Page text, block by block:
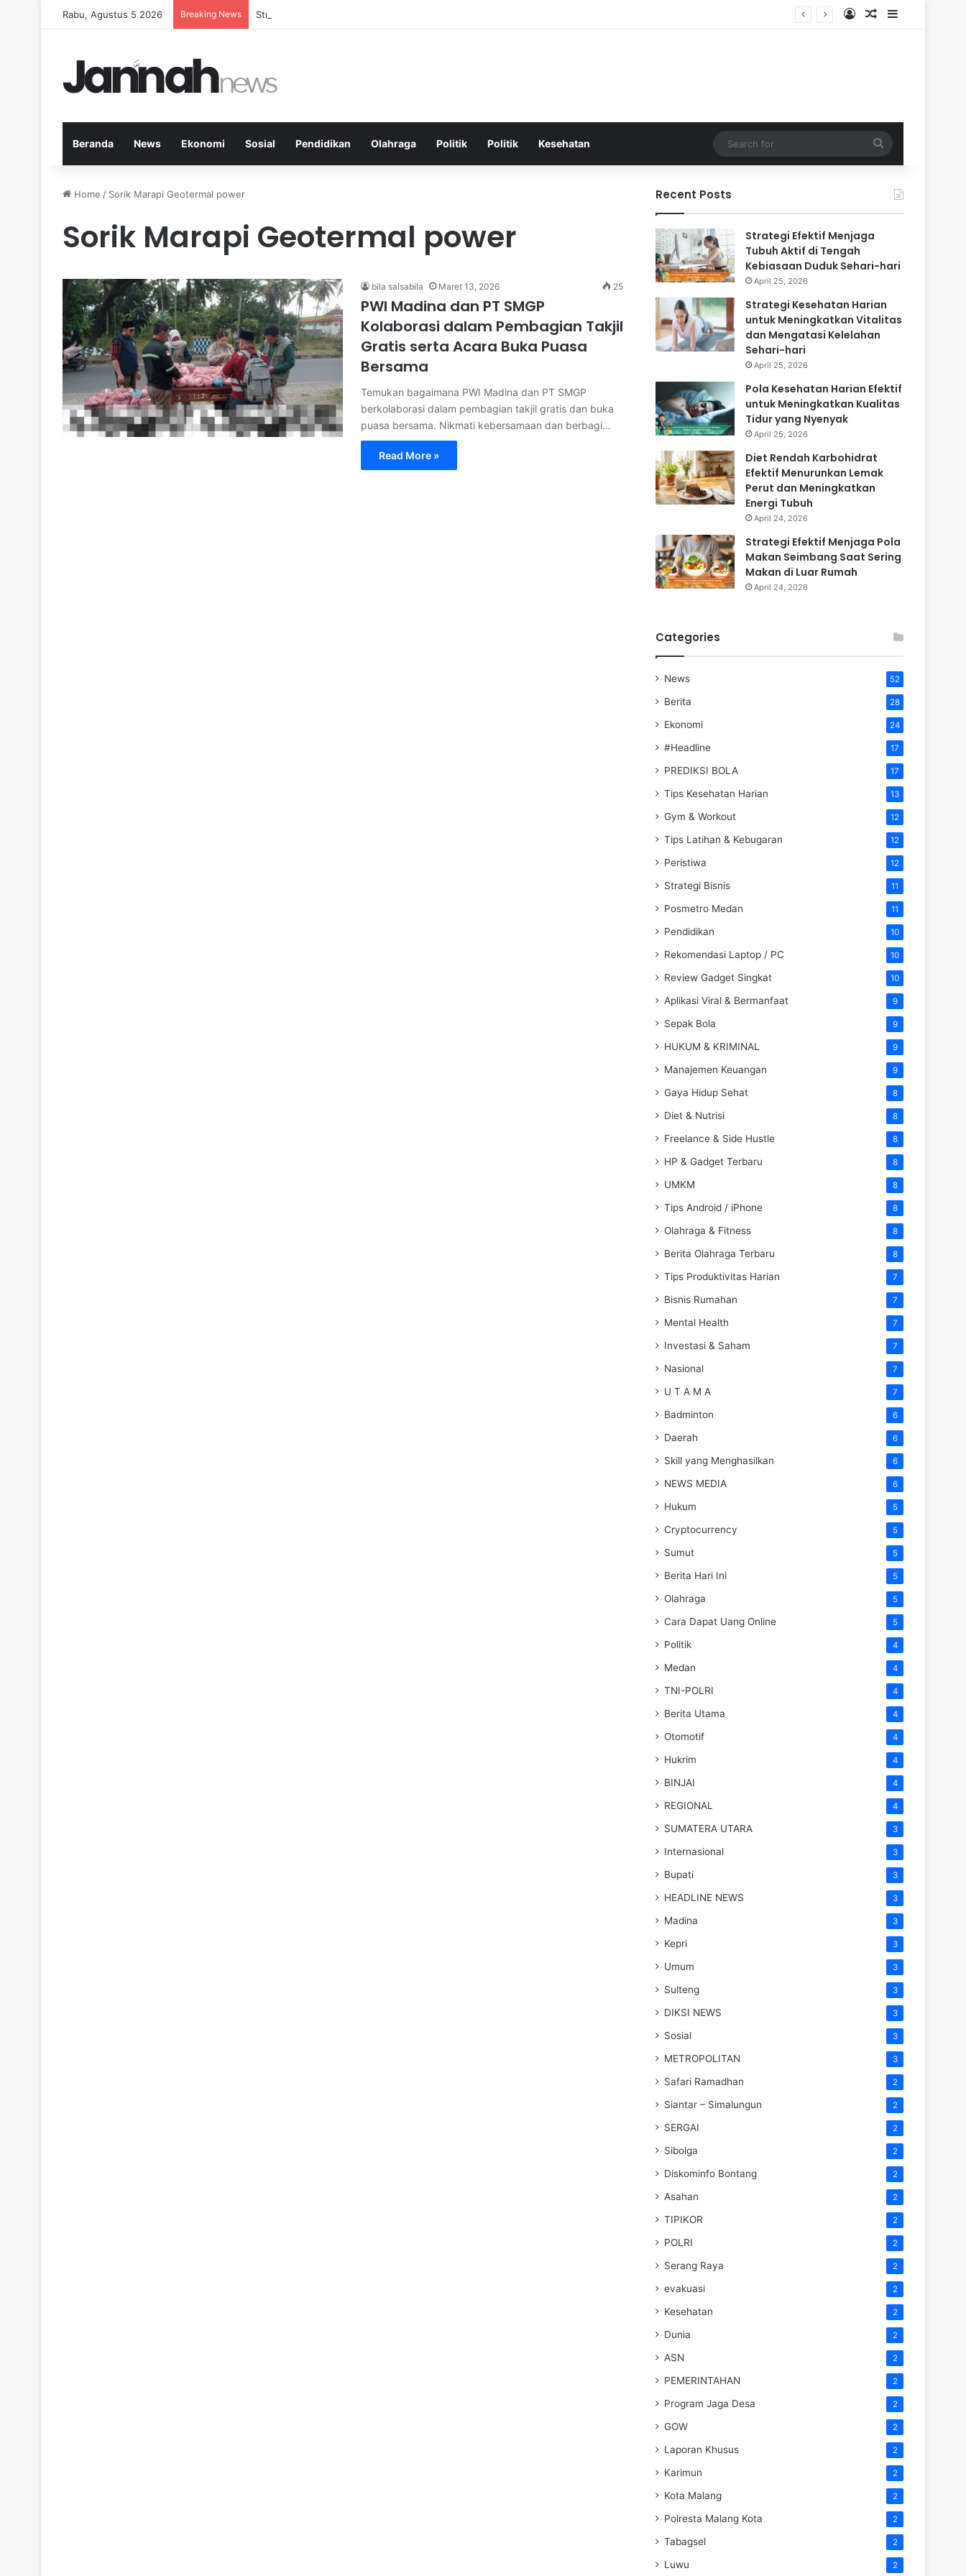
Rabu, Agustus 5 2026 Breaking News Strategi Kesehatan Harian untuk Meningkatkan Vitalitas dan Mengatasi Kelelahan Sehari-hari Log InRandom Article
Sidebar
Beranda News Ekonomi Sosial Pendidikan Olahraga Politik Politik Kesehatan
for
Home / Sorik Marapi Geotermal power
Sorik Marapi Geotermal power
bila salsabila Maret 13, 2026 25
PWI Madina dan PT SMGP
Kolaborasi dalam Pembagian Takjil
Gratis serta Acara Buka Puasa
Bersama
Temukan bagaimana PWI Madina dan PT SMGP
berkolaborasi dalam pembagian takjil gratis dan buka
puasa bersama. Nikmati kebersamaan dan berbagi…
Read More »
Recent Posts
Strategi Efektif Menjaga
Tubuh Aktif di Tengah
Kebiasaan Duduk Sehari-hari
April 25, 2026
Strategi Kesehatan Harian
untuk Meningkatkan Vitalitas
dan Mengatasi Kelelahan
Sehari-hari
April 25, 2026
Pola Kesehatan Harian Efektif
untuk Meningkatkan Kualitas
Tidur yang Nyenyak
April 25, 2026
Diet Rendah Karbohidrat
Efektif Menurunkan Lemak
Perut dan Meningkatkan
Energi Tubuh
April 24, 2026
Strategi Efektif Menjaga Pola
Makan Seimbang Saat Sering
Makan di Luar Rumah
April 24, 2026
Categories
News 52
Berita 28
Ekonomi 24
#Headline 17
PREDIKSI BOLA 17
Tips Kesehatan Harian 13
Gym & Workout 12
Tips Latihan & Kebugaran 12
Peristiwa 12
Strategi Bisnis 11
Posmetro Medan 11
Pendidikan 10
Rekomendasi Laptop / PC 10
Review Gadget Singkat 10
Aplikasi Viral & Bermanfaat 9
Sepak Bola 9
HUKUM & KRIMINAL 9
Manajemen Keuangan 9
Gaya Hidup Sehat 8
Diet & Nutrisi 8
Freelance & Side Hustle 8
HP & Gadget Terbaru 8
UMKM 8
Tips Android / iPhone 8
Olahraga & Fitness 8
Berita Olahraga Terbaru 8
Tips Produktivitas Harian 7
Bisnis Rumahan 7
Mental Health 7
Investasi & Saham 7
Nasional 7
U T A M A 7
Badminton 6
Daerah 6
Skill yang Menghasilkan 6
NEWS MEDIA 6
Hukum 5
Cryptocurrency 5
Sumut 5
Berita Hari Ini 5
Olahraga 5
Cara Dapat Uang Online 5
Politik 4
Medan 4
TNI-POLRI 4
Berita Utama 4
Otomotif 4
Hukrim 4
BINJAI 4
REGIONAL 4
SUMATERA UTARA 3
Internasional 3
Bupati 3
HEADLINE NEWS 3
Madina 3
Kepri 3
Umum 3
Sulteng 3
DIKSI NEWS 3
Sosial 3
METROPOLITAN 3
Safari Ramadhan 2
Siantar – Simalungun 2
SERGAI 2
Sibolga 2
Diskominfo Bontang 2
Asahan 2
TIPIKOR 2
POLRI 2
Serang Raya 2
evakuasi 2
Kesehatan 2
Dunia 2
ASN 2
PEMERINTAHAN 2
Program Jaga Desa 2
GOW 2
Laporan Khusus 2
Karimun 2
Kota Malang 2
Polresta Malang Kota 2
Tabagsel 2
Luwu 2